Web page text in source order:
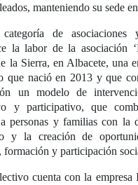
manteniendo su sede
de asociaciones
la labor de la asociación
la Sierra, en Albacete, una
que nació en 2013 y que
un modelo de
y participativo, que
personas y familias con la
y la creación de
formación y participación
cuenta con la empresa